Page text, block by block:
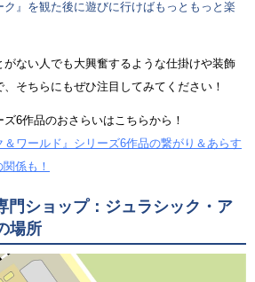
』を観た後に遊びに行けばもっともっと楽
がない人でも大興奮するような仕掛けや装飾
そちらにもぜひ注目してみてください！
6作品のおさらいはこちらから！
＆ワールド』シリーズ6作品の繋がり＆あらす
係も！
門ショップ：ジュラシック・ア
場所